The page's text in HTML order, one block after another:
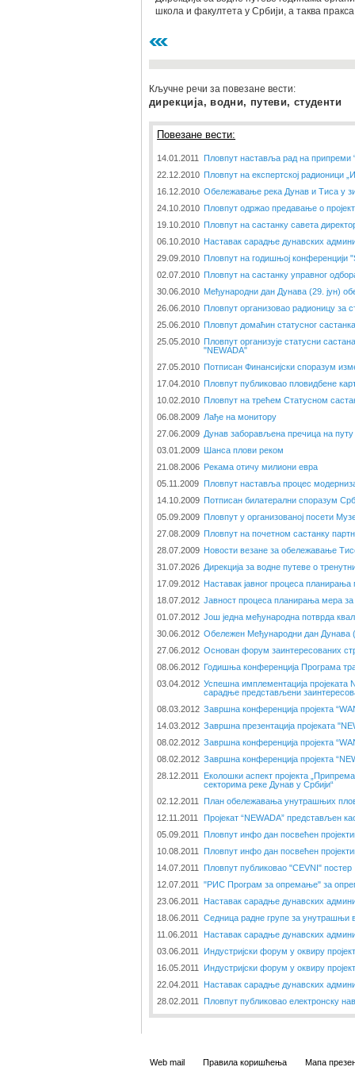
школа и факултета у Србији, а таква
Кључне речи за повезане вести:
дирекција, водни, путеви, студенти
Повезане вести:
14.01.2011
Пловпут наставља рад на припреми
22.12.2010 Пловпут на експертској радионици
16.12.2010 Обележавање река Дунав и Тиса у
24.10.2010 Пловпут одржао предавање о
19.10.2010 Пловпут на састанку савета
06.10.2010 Наставак сарадње дунавских
29.09.2010 Пловпут на годишњој конференцији
02.07.2010 Пловпут на састанку управног
30.06.2010 Међународни дан Дунава (29. јун)
26.06.2010 Пловпут организовао радионицу за
25.06.2010 Пловпут домаћин статусног састанка
25.05.2010 Пловпут организује статусни
"NEWADA"
27.05.2010 Потписан Финансијски споразум
17.04.2010 Пловпут публиковао пловидбене
10.02.2010 Пловпут на трећем Статусном
06.08.2009 Лађе на монитору
27.06.2009 Дунав заборављена пречица на путу
03.01.2009 Шанса плови реком
21.08.2006 Рекама отичу милиони евра
05.11.2009 Пловпут наставља процес
14.10.2009 Потписан билатерални споразум
05.09.2009 Пловпут у организованој посети
27.08.2009 Пловпут на почетном састанку
28.07.2009 Новости везане за обележавање
31.07.2026 Дирекција за водне путеве о
17.09.2012 Наставак јавног процеса
18.07.2012 Јавност процеса планирања мера
01.07.2012 Још једна међународна потврда
30.06.2012 Обележен Међународни дан Дунава
27.06.2012 Основан форум заинтересованих
08.06.2012 Годишња конференција Програма
03.04.2012 Успешна имплементација пројеката
сарадње представљени
08.03.2012 Завршна конференција пројекта
14.03.2012 Завршна презентација пројеката
08.02.2012 Завршна конференција пројекта
08.02.2012 Завршна конференција пројекта
28.12.2011
Еколошки аспект пројекта
секторима реке Дунав у Србији“
02.12.2011
План обележавања унутрашњих
12.11.2011
Пројекат “NEWADA” представљен
05.09.2011
Пловпут инфо дан посвећен
10.08.2011
Пловпут инфо дан посвећен
14.07.2011
Пловпут публиковао "CEVNI" постер
12.07.2011
"РИС Програм за опремање" за
23.06.2011
Наставак сарадње дунавских
18.06.2011
Седница радне групе за унутрашњи
11.06.2011
Наставак сарадње дунавских
03.06.2011
Индустријски форум у оквиру
16.05.2011
Индустријски форум у оквиру
22.04.2011
Наставак сарадње дунавских
28.02.2011
Пловпут публиковао електронску
Web mail Правила коришћења Мапа